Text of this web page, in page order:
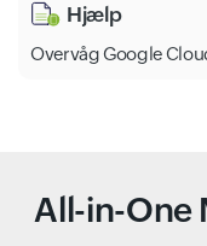
Hjælp
Overvåg Google
All-in-One